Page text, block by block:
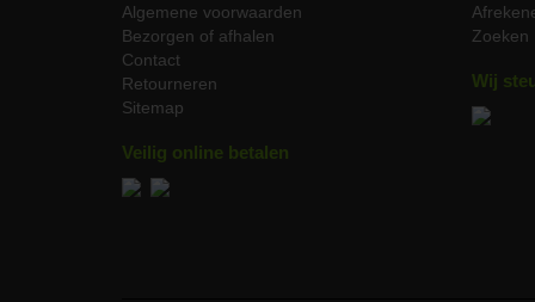
4
Algemene voorwaarden
Bezorgen of afhalen
Contact
Retourneren
Sitemap
Veilig online betalen
Zoeken
Wij